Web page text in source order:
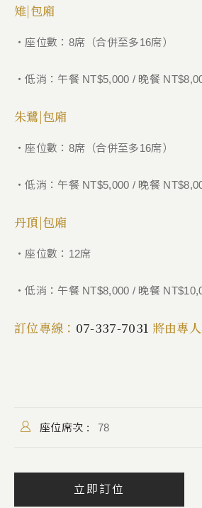
雉|包廂
・座位數：8席（合併至多16席）
・低消：午餐 NT$5,000 / 晚餐
朱鷺|包廂
・座位數：8席（合併至多16席）
・低消：午餐 NT$5,000 / 晚餐
丹頂|包廂
・座位數：12席
・低消：午餐 NT$8,000 / 晚餐
訂位專線： 07-337-7031 將由專
座位席次 : 78
立即訂位